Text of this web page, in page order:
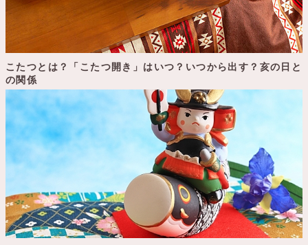
こたつとは？「こたつ開き」はいつ？いつから出す？亥の日と
の関係